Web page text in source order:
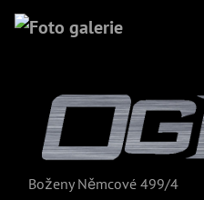
Boženy Němcové 499/4